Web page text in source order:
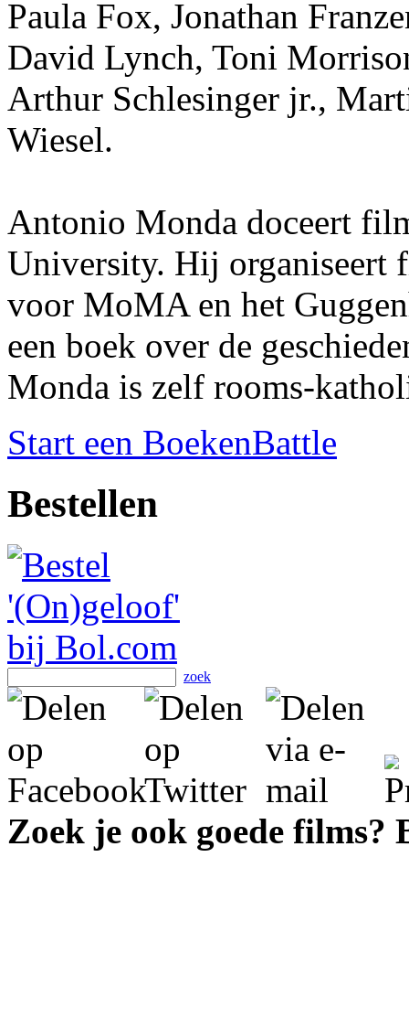
Paula Fox, Jonathan
David Lynch, Toni
Arthur Schlesinger jr.,
Wiesel.
Antonio Monda doceert
University. Hij organiseert
voor MoMA en het
een boek over de
Monda is zelf rooms-
Start een BoekenBattle
Bestellen
zoek
Zoek je ook goede films?